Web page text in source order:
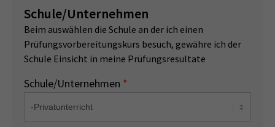
Schule/Unternehmen
Beim auswählen die Schule an der ich einen
Prüfungsvorbereitungskurs besuch, gewähre ich der
Schule Einsicht in meine Prüfungsresultate
Schule/Unternehmen *